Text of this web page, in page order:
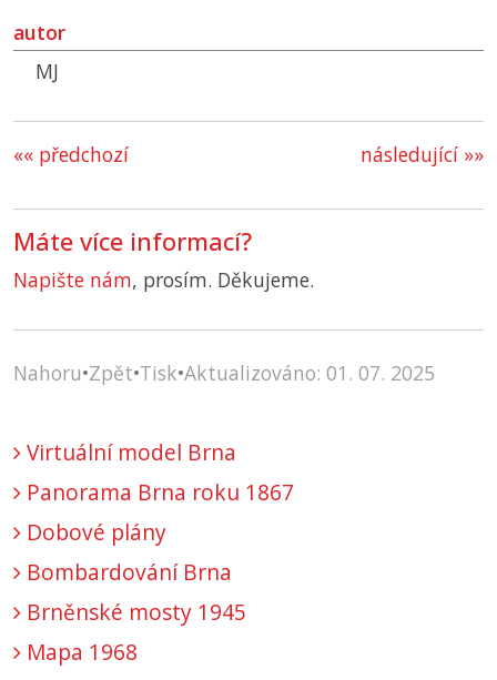
autor
MJ
«« předchozí následující »»
Máte více informací?
Napište nám, prosím. Děkujeme.
Nahoru•Zpět•Tisk•Aktualizováno: 01. 07. 2025
Virtuální model Brna
Panorama Brna roku 1867
Dobové plány
Bombardování Brna
Brněnské mosty 1945
Mapa 1968